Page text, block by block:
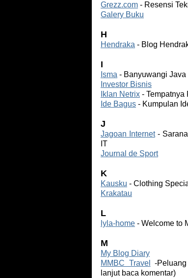
Grezz.com - Resensi
Galery Buku
H
Hendraka - Blog
I
Isma - Banyuwangi Java
Investor Bisnis
Iklan Netrix - Tempatnya
Ide Bagus - Kumpulan
J
Jagoan Internet- Sarana
IT
Journal de Sport
K
Kausku - Clothing
Krakatau
L
lyla-home - Welcome to
M
My Blog Diary
MMBC Travel
-
lanjut baca komentar)